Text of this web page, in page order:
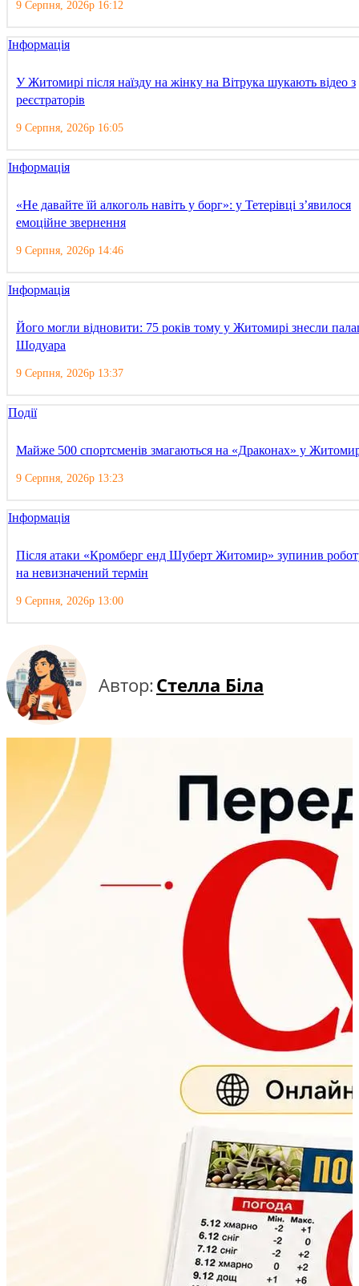
9 Серпня, 2026р 16:12
Інформація
У Житомирі після наїзду на жінку на Вітрука шукають відео з
реєстраторів
9 Серпня, 2026р 16:05
Інформація
«Не давайте їй алкоголь навіть у борг»: у Тетерівці з’явилося
емоційне звернення
9 Серпня, 2026р 14:46
Інформація
Його могли відновити: 75 років тому у Житомирі знесли
Шодуара
9 Серпня, 2026р 13:37
Події
Майже 500 спортсменів змагаються на «Драконах» у
9 Серпня, 2026р 13:23
Інформація
Після атаки «Кромберг енд Шуберт Житомир» зупинив
на невизначений термін
9 Серпня, 2026р 13:00
Автор:Стелла Біла